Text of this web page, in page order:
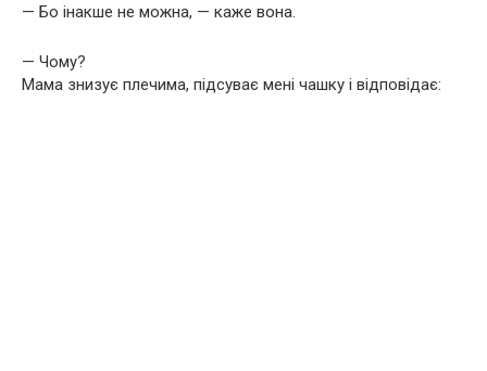
— Бо інакше не можна, — каже вона.
— Чому?
Мама знизує плечима, підсуває мені чашку і відповідає: